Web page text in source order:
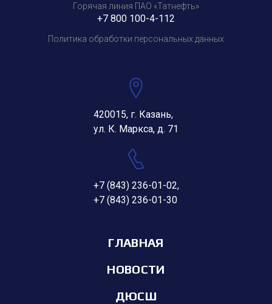
Горячая линия ПАО «Татнефть»
+7 800 100-4-112
Политика обработки персональных данных
420015, г. Казань,
ул. К. Маркса, д. 71
+7 (843) 236-01-02,
+7 (843) 236-01-30
ГЛАВНАЯ
НОВОСТИ
ДЮСШ